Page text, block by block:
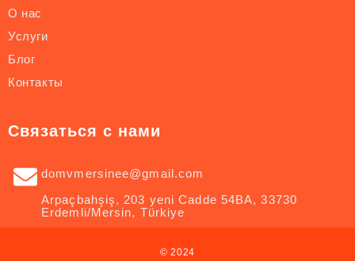
О нас
Услуги
Блог
Контакты
Связаться с нами
domvmersinee@gmail.com
Arpaçbahşiş, 203 yeni Cadde 54BA, 33730
Erdemli/Mersin, Türkiye
© 2024